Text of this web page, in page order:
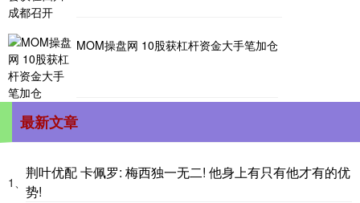
MOM操盘网 10股获杠杆资金大手笔加仓
最新文章
1、
荆叶优配 卡佩罗: 梅西独一无二! 他身上有只有他才有的优
势!